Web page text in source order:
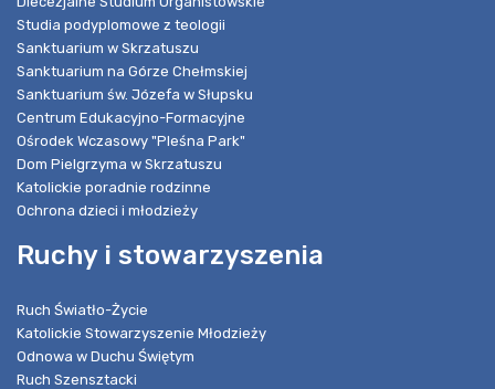
Studia podyplomowe z teologii
Sanktuarium w Skrzatuszu
Sanktuarium na Górze Chełmskiej
Sanktuarium św. Józefa w Słupsku
Centrum Edukacyjno-Formacyjne
Ośrodek Wczasowy "Pleśna Park"
Dom Pielgrzyma w Skrzatuszu
Katolickie poradnie rodzinne
Ochrona dzieci i młodzieży
Ruchy i stowarzyszenia
Ruch Światło-Życie
Katolickie Stowarzyszenie Młodzieży
Odnowa w Duchu Świętym
Ruch Szensztacki